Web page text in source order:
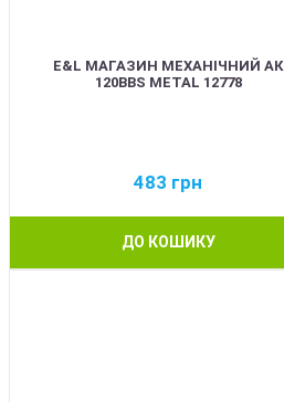
E&L МАГАЗИН МЕХАНІЧНИЙ АК
120BBS METAL 12778
483 грн
ДО КОШИКУ